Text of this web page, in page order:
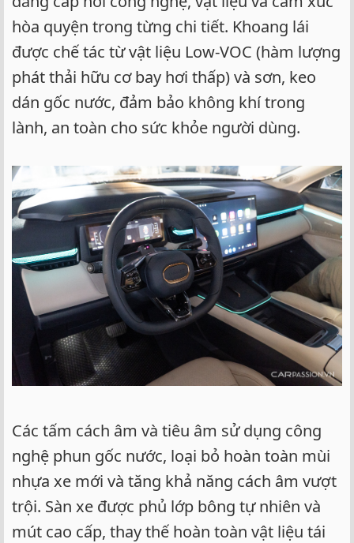
hòa quyện trong từng chi tiết. Khoang lái
được chế tác từ vật liệu Low-VOC (hàm lượng
phát thải hữu cơ bay hơi thấp) và sơn, keo
dán gốc nước, đảm bảo không khí trong
lành, an toàn cho sức khỏe người dùng.
Các tấm cách âm và tiêu âm sử dụng công
nghệ phun gốc nước, loại bỏ hoàn toàn mùi
nhựa xe mới và tăng khả năng cách âm vượt
trội. Sàn xe được phủ lớp bông tự nhiên và
mút cao cấp, thay thế hoàn toàn vật liệu tái